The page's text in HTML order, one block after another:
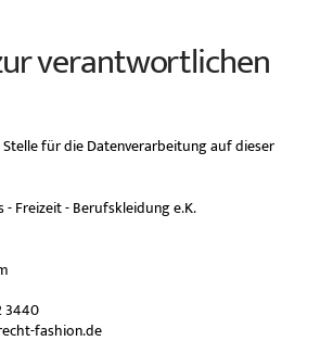
verantwortlichen
für die Datenverarbeitung auf dieser
- Freizeit - Berufskleidung e.K.
3440
fashion.de